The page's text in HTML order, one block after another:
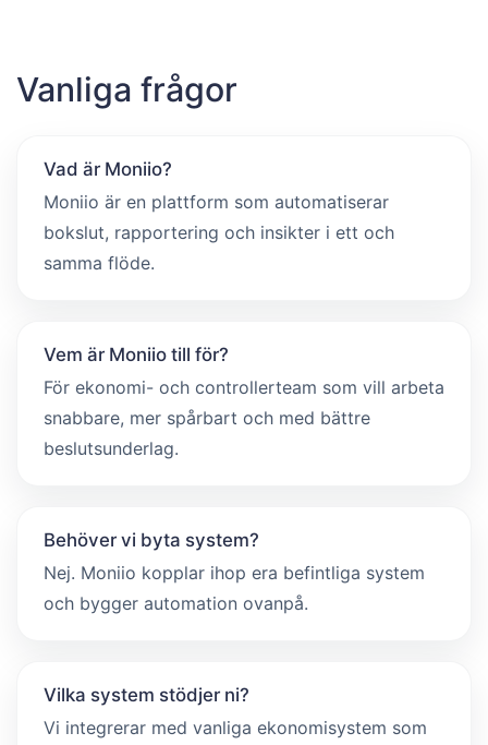
Vanliga frågor
Vad är Moniio?
Moniio är en plattform som automatiserar
bokslut, rapportering och insikter i ett och
samma flöde.
Vem är Moniio till för?
För ekonomi- och controllerteam som vill arbeta
snabbare, mer spårbart och med bättre
beslutsunderlag.
Behöver vi byta system?
Nej. Moniio kopplar ihop era befintliga system
och bygger automation ovanpå.
Vilka system stödjer ni?
Vi integrerar med vanliga ekonomisystem som